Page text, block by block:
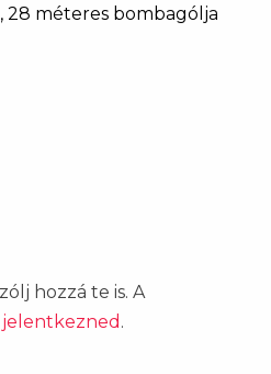
28 méteres bombagólja
hozzá te is. A
jelentkezned .